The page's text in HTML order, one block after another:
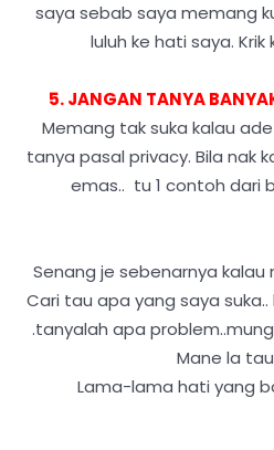
saya sebab saya memang
luluh ke hati saya.
5. JANGAN TANYA
Memang tak suka kalau
tanya pasal privacy. Bila nak
emas.. tu 1 contoh dari
Senang je sebenarnya kalau
Cari tau apa yang saya
.tanyalah apa
Mane la tau
Lama-lama hati yang